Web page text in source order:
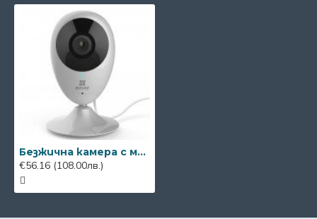
Безжична камера с микрофон и говорител Ezviz CS-C2C
€56.16 (108.00лв.)